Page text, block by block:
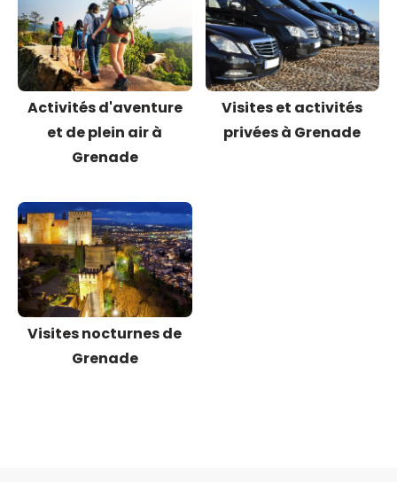
Activités d'aventure
et de plein air à
Grenade
Visites et activités
privées à Grenade
Visites nocturnes de
Grenade